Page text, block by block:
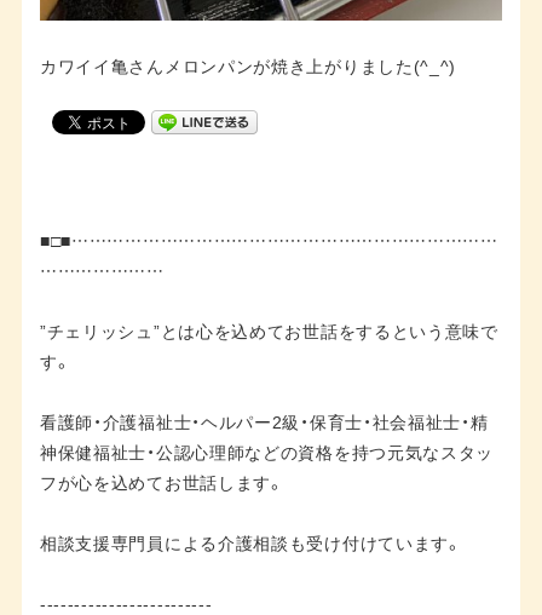
カワイイ亀さんメロンパンが焼き上がりました(^_^)
■□■………………………………………………………………
…………………
”チェリッシュ”とは心を込めてお世話をするという意味で
す。
看護師・介護福祉士・ヘルパー2級・保育士・社会福祉士・精
神保健福祉士・公認心理師などの資格を持つ元気なスタッ
フが心を込めてお世話します。
相談支援専門員による介護相談も受け付けています。
-------------------------